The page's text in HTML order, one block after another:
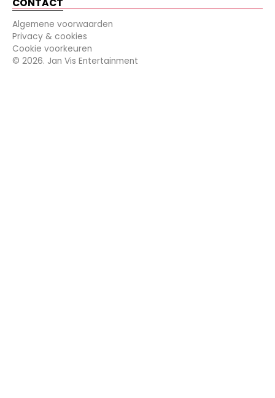
Algemene voorwaarden
Privacy & cookies
Cookie voorkeuren
© 2026. Jan Vis Entertainment